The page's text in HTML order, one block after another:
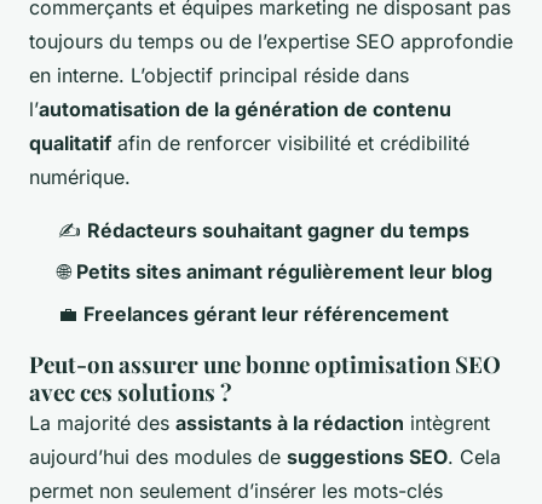
commerçants et équipes marketing ne disposant pas
toujours du temps ou de l’expertise SEO approfondie
en interne. L’objectif principal réside dans
l’automatisation de la génération de contenu
qualitatif afin de renforcer visibilité et crédibilité
numérique.
✍️ Rédacteurs souhaitant gagner du temps
🌐 Petits sites animant régulièrement leur blog
💼 Freelances gérant leur référencement
Peut-on assurer une bonne optimisation SEO
avec ces solutions ?
La majorité des assistants à la rédaction intègrent
aujourd’hui des modules de suggestions SEO. Cela
permet non seulement d’insérer les mots-clés